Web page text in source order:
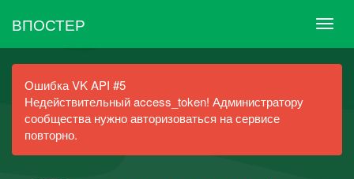
ВПОСТЕР
Ошибка VK API #5
Недействительный access_token! Администратору
сообщества нужно авторизоваться на сервисе
повторно.